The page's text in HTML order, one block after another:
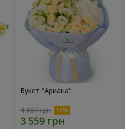
Букет "Ариана"
4 187 грн